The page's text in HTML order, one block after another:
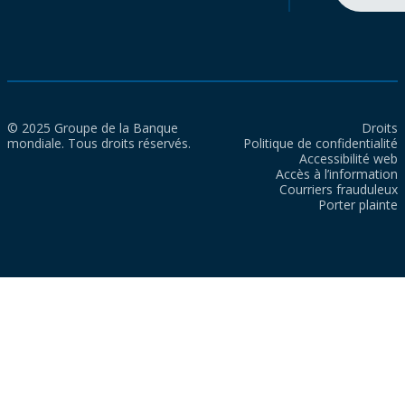
© 2025 Groupe de la Banque
mondiale. Tous droits réservés.
Droits
Politique de confidentialité
Accessibilité web
Accès à l’information
Courriers frauduleux
Porter plainte